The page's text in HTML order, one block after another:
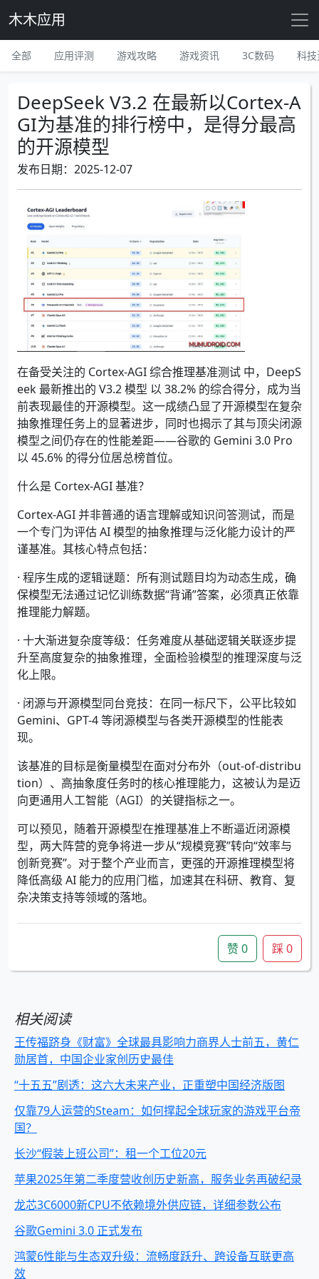
木木应用
全部 应用评测 游戏攻略 游戏资讯 3C数码 科
DeepSeek V3.2 在最新以Cortex-A
GI为基准的排行榜中，是得分最高
的开源模型
发布日期：2025-12-07
在备受关注的 Cortex-AGI 综合推理基准测试 中，DeepS
eek 最新推出的 V3.2 模型 以 38.2% 的综合得分，成为当
前表现最佳的开源模型。这一成绩凸显了开源模型在复杂
抽象推理任务上的显著进步，同时也揭示了其与顶尖闭源
模型之间仍存在的性能差距——谷歌的 Gemini 3.0 Pro
以 45.6% 的得分位居总榜首位。
什么是 Cortex-AGI 基准？
Cortex-AGI 并非普通的语言理解或知识问答测试，而是
一个专门为评估 AI 模型的抽象推理与泛化能力设计的严
谨基准。其核心特点包括：
· 程序生成的逻辑谜题：所有测试题目均为动态生成，确
保模型无法通过记忆训练数据“背诵”答案，必须真正依靠
推理能力解题。
· 十大渐进复杂度等级：任务难度从基础逻辑关联逐步提
升至高度复杂的抽象推理，全面检验模型的推理深度与泛
化上限。
· 闭源与开源模型同台竞技：在同一标尺下，公平比较如
Gemini、GPT-4 等闭源模型与各类开源模型的性能表
现。
该基准的目标是衡量模型在面对分布外（out-of-distribu
tion）、高抽象度任务时的核心推理能力，这被认为是迈
向更通用人工智能（AGI）的关键指标之一。
可以预见，随着开源模型在推理基准上不断逼近闭源模
型，两大阵营的竞争将进一步从“规模竞赛”转向“效率与
创新竞赛”。对于整个产业而言，更强的开源推理模型将
降低高级 AI 能力的应用门槛，加速其在科研、教育、复
杂决策支持等领域的落地。
赞0 踩0
相关阅读
王传福跻身《财富》全球最具影响力商界人士前五，黄仁
勋居首，中国企业家创历史最佳
“十五五”剧透：这六大未来产业，正重塑中国经济版图
仅靠79人运营的Steam：如何撑起全球玩家的游戏平台帝
国？
长沙“假装上班公司”：租一个工位20元
苹果2025年第二季度营收创历史新高，服务业务再破纪录
龙芯3C6000新CPU不依赖境外供应链，详细参数公布
谷歌Gemini 3.0 正式发布
鸿蒙6性能与生态双升级：流畅度跃升、跨设备互联更高
效